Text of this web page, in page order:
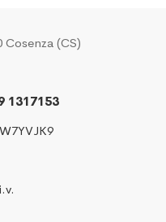
Cosenza (CS)
1317153